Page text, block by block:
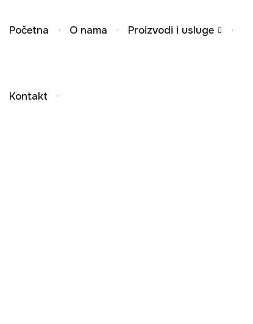
Početna O nama Proizvodi i usluge
Kontakt